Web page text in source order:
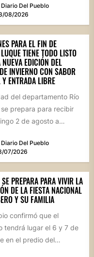
Diario Del Pueblo
08/2026
PARA EL FIN DE
TIENE TODO LISTO
EDICIÓN DEL
INVIERNO CON SABOR
Y ENTRADA LIBRE
del departamento Río
prepara para recibir
2 de agosto a
Diario Del Pueblo
07/2026
PREPARA PARA VIVIR LA
DE LA FIESTA NACIONAL
Y SU FAMILIA
confirmó que el
tendrá lugar el 6 y 7 de
en el predio del